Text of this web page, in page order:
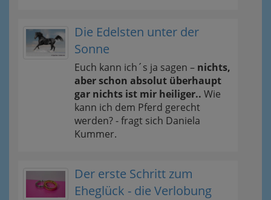
Die Edelsten unter der
Sonne
Euch kann ich´s ja sagen – nichts,
aber schon absolut überhaupt
gar nichts ist mir heiliger.. Wie
kann ich dem Pferd gerecht
werden? - fragt sich Daniela
Kummer.
Der erste Schritt zum
Eheglück - die Verlobung